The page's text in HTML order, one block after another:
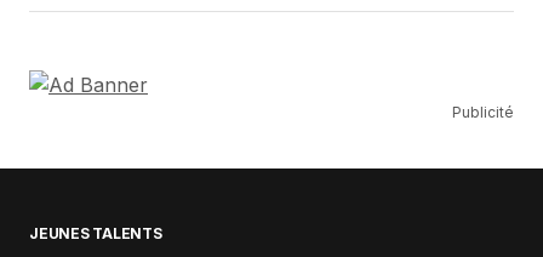
Publicité
JEUNES TALENTS